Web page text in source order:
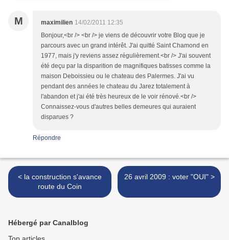
M maximilien 14/02/2011 12:35
Bonjour,<br /> <br /> je viens de découvrir votre Blog que je
parcours avec un grand intérêt. J'ai quitté Saint Chamond en
1977, mais j'y reviens assez régulièrement.<br /> J'ai souvent
été deçu par la disparition de magnifiques batisses comme la
maison Deboissieu ou le chateau des Palermes. J'ai vu
pendant des années le chateau du Jarez totalement à
l'abandon et j'ai été très heureux de le voir rénové.<br />
Connaissez-vous d'autres belles demeures qui auraient
disparues ?
Répondre
< la construction s'avance
route du Coin
26 avril 2009 : voter "OUI" >
Hébergé par Canalblog